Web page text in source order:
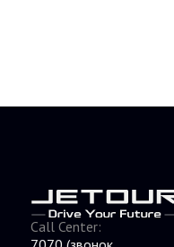
Call Center: